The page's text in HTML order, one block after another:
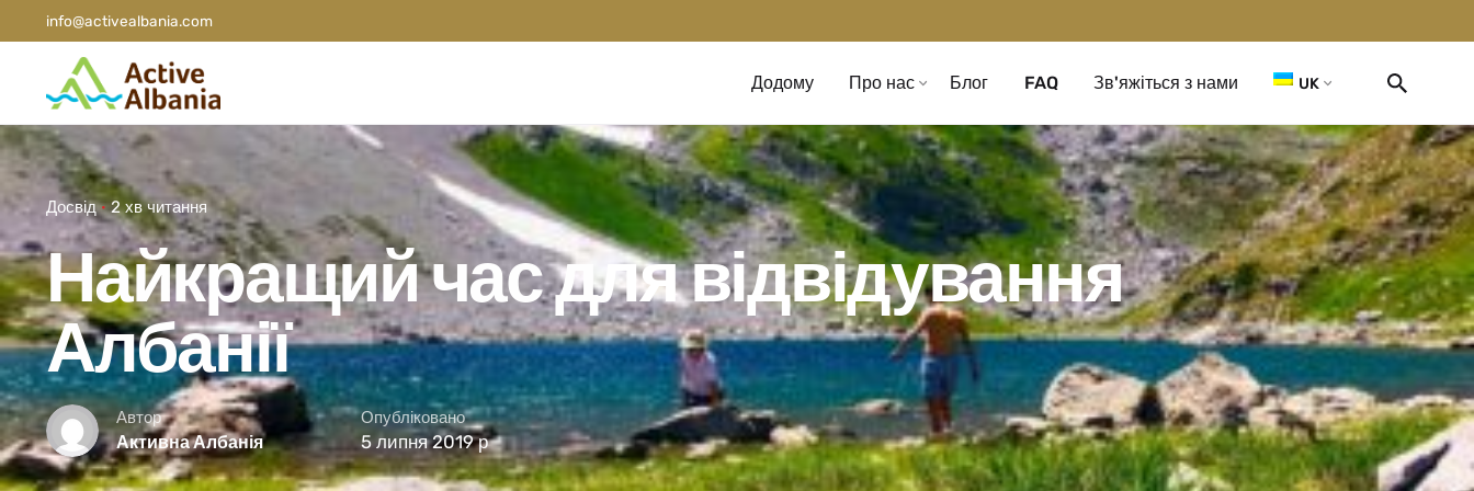
info@activealbania.com
Додому Про нас Блог FAQ Зв'яжіться з нами UK
Досвід 2 хв читання
Найкращий час для відвідування
Албанії
Автор
Активна Албанія
Опубліковано
5 липня 2019 р